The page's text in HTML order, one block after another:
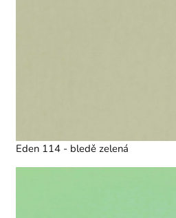
Eden 114 - bledě zelená